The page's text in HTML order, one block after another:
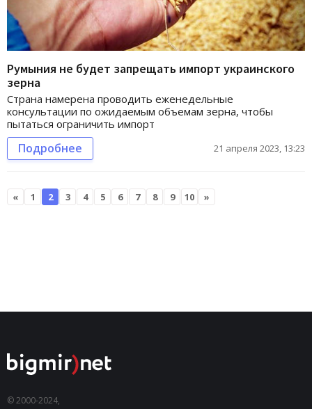
Румыния не будет запрещать импорт украинского
зерна
Страна намерена проводить еженедельные
консультации по ожидаемым объемам зерна, чтобы
пытаться ограничить импорт
Подробнее 21 апреля 2023, 13:23
« 1 2 3 4 5 6 7 8 9 10 »
© 2000-2024,